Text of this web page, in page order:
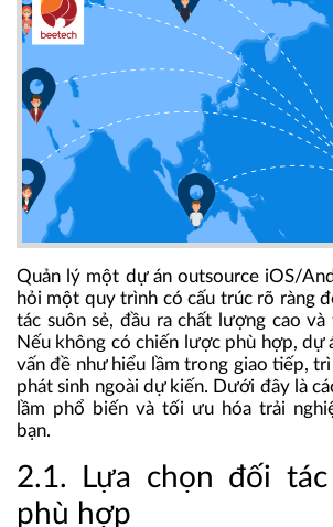
Quản lý một dự án outsource iOS/
hỏi một quy trình có cấu trúc rõ ràng
tác suôn sẻ, đầu ra chất lượng cao
Nếu không có chiến lược phù hợp, dự
vấn đề như hiểu lầm trong giao tiếp,
phát sinh ngoài dự kiến. Dưới đây là
lầm phổ biến và tối ưu hóa trải
bạn.
2.1. Lựa chọn đối tác
phù hợp